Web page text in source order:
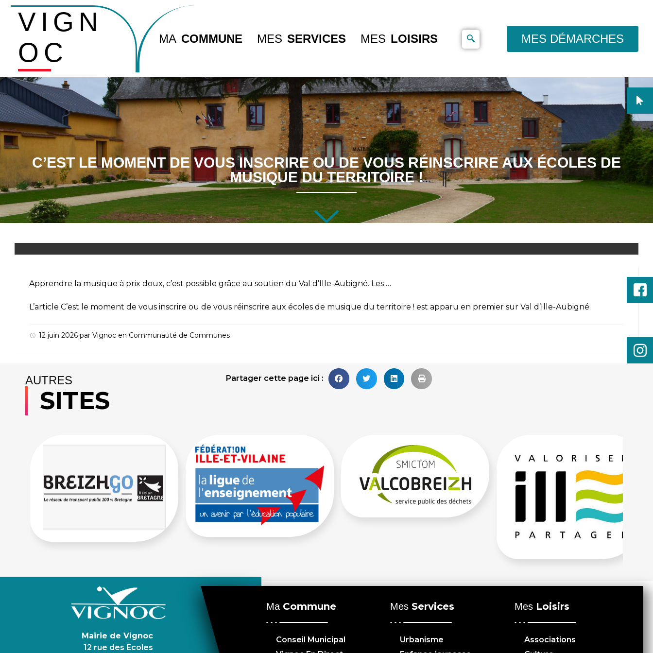
VIGN
OC
MA COMMUNE MES SERVICES MES LOISIRS MES DÉMARCHES
C’EST LE MOMENT DE VOUS INSCRIRE OU DE VOUS RÉINSCRIRE AUX ÉCOLES DE
MUSIQUE DU TERRITOIRE !
Apprendre la musique à prix doux, c’est possible grâce au soutien du Val d’Ille-Aubigné. Les …
L’article C’est le moment de vous inscrire ou de vous réinscrire aux écoles de musique du territoire ! est apparu en premier sur Val d’Ille-Aubigné.
12 juin 2026 par Vignoc en Communauté de Communes
Partager cette page ici :
AUTRES
SITES
Mairie de Vignoc
12 rue des Ecoles
Ma Commune
Conseil Municipal
MesServices
Urbanisme
Mes Loisirs
Associations